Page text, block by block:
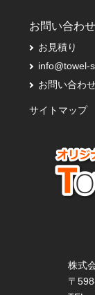
お問い合わ
お見積り
info@towel-
お問い合わ
サイトマップ
株式
〒